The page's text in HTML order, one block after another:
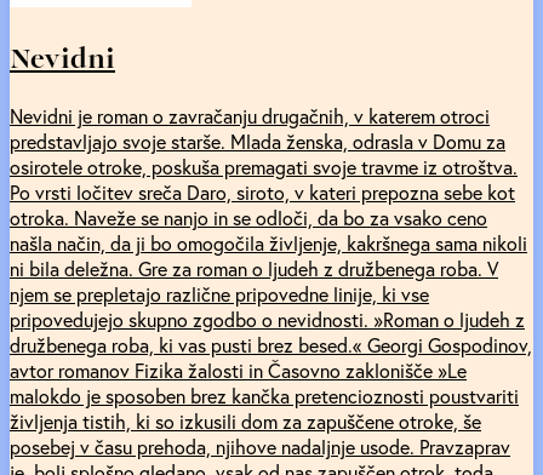
Nevidni
Nevidni je roman o zavračanju drugačnih, v katerem otroci
predstavljajo svoje starše. Mlada ženska, odrasla v Domu za
osirotele otroke, poskuša premagati svoje travme iz otroštva.
Po vrsti ločitev sreča Daro, siroto, v kateri prepozna sebe kot
otroka. Naveže se nanjo in se odloči, da bo za vsako ceno
našla način, da ji bo omogočila življenje, kakršnega sama nikoli
ni bila deležna. Gre za roman o ljudeh z družbenega roba. V
njem se prepletajo različne pripovedne linije, ki vse
pripovedujejo skupno zgodbo o nevidnosti. »Roman o ljudeh z
družbenega roba, ki vas pusti brez besed.« Georgi Gospodinov,
avtor romanov Fizika žalosti in Časovno zaklonišče »Le
malokdo je sposoben brez kančka pretencioznosti poustvariti
življenja tistih, ki so izkusili dom za zapuščene otroke, še
posebej v času prehoda, njihove nadaljnje usode. Pravzaprav